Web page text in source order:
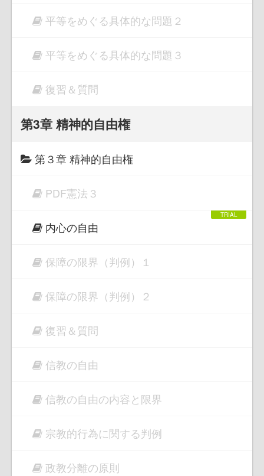
平等をめぐる具体的な問題２
平等をめぐる具体的な問題３
復習＆質問
第3章 精神的自由権
第３章 精神的自由権
PDF憲法３
内心の自由
保障の限界（判例）１
保障の限界（判例）２
復習＆質問
信教の自由
信教の自由の内容と限界
宗教的行為に関する判例
政教分離の原則